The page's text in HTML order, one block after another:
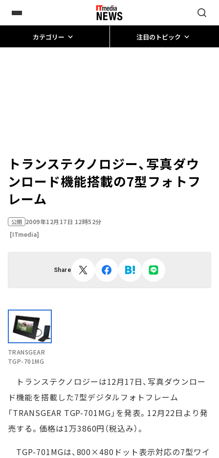
カテゴリー 注目のトピック
トランステクノロジー、写真ダウ
ンロード機能搭載の7型フォトフ
レーム
公開 2009年12月17日 12時52分
[ITmedia]
Share
TRANSGEAR
TGP-701MG
トランステクノロジーは12月17日、写真ダウンロー
ド機能を搭載した7型デジタルフォトフレーム
「TRANSGEAR TGP-701MG」を発表。12月22日より発
売する。価格は1万3860円（税込み）。
TGP-701MGは、800×480ドット表示対応の7型ワイ